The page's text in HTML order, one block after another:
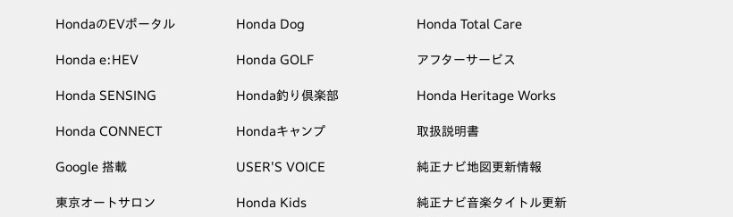
HondaのEVポータル
Honda e:HEV
Honda SENSING
Honda CONNECT
Google 搭載
東京オートサロン
Honda Dog
Honda GOLF
Honda釣り倶楽部
Hondaキャンプ
USER'S VOICE
Honda Kids
Honda Total Care
アフターサービス
Honda Heritage Works
取扱説明書
純正ナビ地図更新情報
純正ナビ音楽タイトル更新